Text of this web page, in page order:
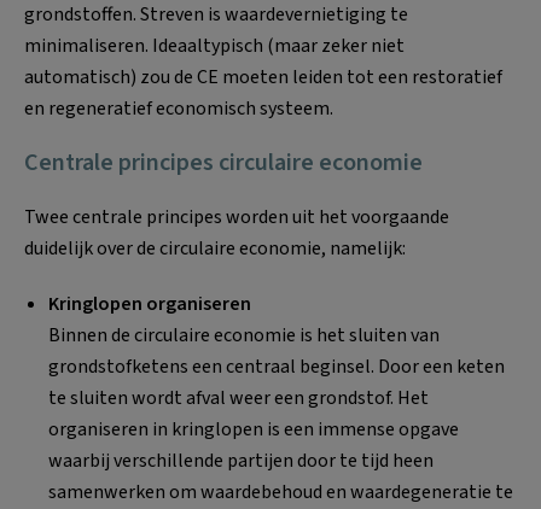
grondstoffen. Streven is waardevernietiging te
minimaliseren. Ideaaltypisch (maar zeker niet
automatisch) zou de CE moeten leiden tot een restoratief
en regeneratief economisch systeem.
Centrale principes circulaire economie
Twee centrale principes worden uit het voorgaande
duidelijk over de circulaire economie, namelijk:
Kringlopen organiseren
Binnen de circulaire economie is het sluiten van
grondstofketens een centraal beginsel. Door een keten
te sluiten wordt afval weer een grondstof. Het
organiseren in kringlopen is een immense opgave
waarbij verschillende partijen door te tijd heen
samenwerken om waardebehoud en waardegeneratie te